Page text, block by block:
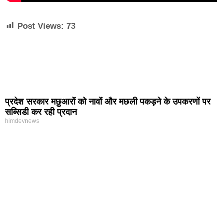
Post Views: 73
प्रदेश सरकार मछुआरों को नावों और मछली पकड़ने के उपकरणों पर
सब्सिडी कर रही प्रदान
himdevnews